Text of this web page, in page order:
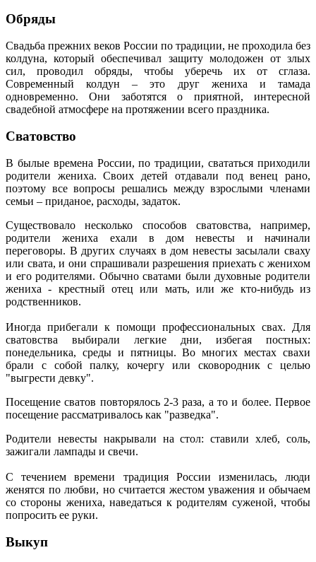
Обряды
Свадьба прежних веков России по традиции, не проходила без
колдуна, который обеспечивал защиту молодожен от злых
сил, проводил обряды, чтобы уберечь их от сглаза.
Современный колдун – это друг жениха и тамада
одновременно. Они заботятся о приятной, интересной
свадебной атмосфере на протяжении всего праздника.
Сватовство
В былые времена России, по традиции, свататься приходили
родители жениха. Своих детей отдавали под венец рано,
поэтому все вопросы решались между взрослыми членами
семьи – приданое, расходы, задаток.
Существовало несколько способов сватовства, например,
родители жениха ехали в дом невесты и начинали
переговоры. В других случаях в дом невесты засылали сваху
или свата, и они спрашивали разрешения приехать с женихом
и его родителями. Обычно сватами были духовные родители
жениха - крестный отец или мать, или же кто-нибудь из
родственников.
Иногда прибегали к помощи профессиональных свах. Для
сватовства выбирали легкие дни, избегая постных:
понедельника, среды и пятницы. Во многих местах свахи
брали с собой палку, кочергу или сковородник с целью
"выгрести девку".
Посещение сватов повторялось 2-3 раза, а то и более. Первое
посещение рассматривалось как "разведка".
Родители невесты накрывали на стол: ставили хлеб, соль,
зажигали лампады и свечи.
С течением времени традиция России изменилась, люди
женятся по любви, но считается жестом уважения и обычаем
со стороны жениха, наведаться к родителям суженой, чтобы
попросить ее руки.
Выкуп